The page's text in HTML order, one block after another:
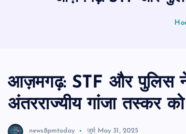
आज़मगढ़: STF और पुलिस
अंतरराज्यीय गांजा तस्कर को
news8pmtoday जुर्म May 31, 2025